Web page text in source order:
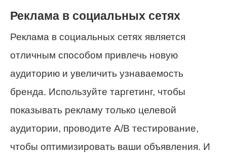
Реклама в социальных сетях
Реклама в социальных сетях является
отличным способом привлечь новую
аудиторию и увеличить узнаваемость
бренда. Используйте таргетинг, чтобы
показывать рекламу только целевой
аудитории, проводите A/B тестирование,
чтобы оптимизировать ваши объявления. И